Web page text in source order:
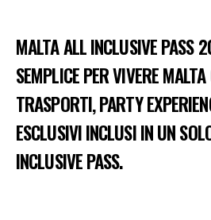
MALTA ALL INCLUSIVE PASS
SEMPLICE PER VIVERE
TRASPORTI, PARTY
ESCLUSIVI INCLUSI IN UN
INCLUSIVE PASS.